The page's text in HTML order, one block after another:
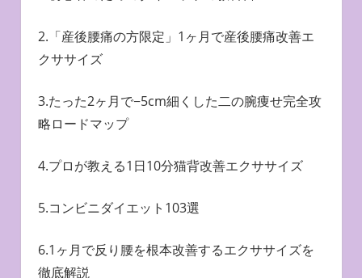
2.「産後腰痛の方限定」1ヶ月で産後腰痛改善エ
クササイズ
3.たった2ヶ月で−5cm細くした二の腕痩せ完全攻
略ロードマップ
4.プロが教える1日10分猫背改善エクササイズ
5.コンビニダイエット103選
6.1ヶ月で反り腰を根本改善するエクササイズを
徹底解説